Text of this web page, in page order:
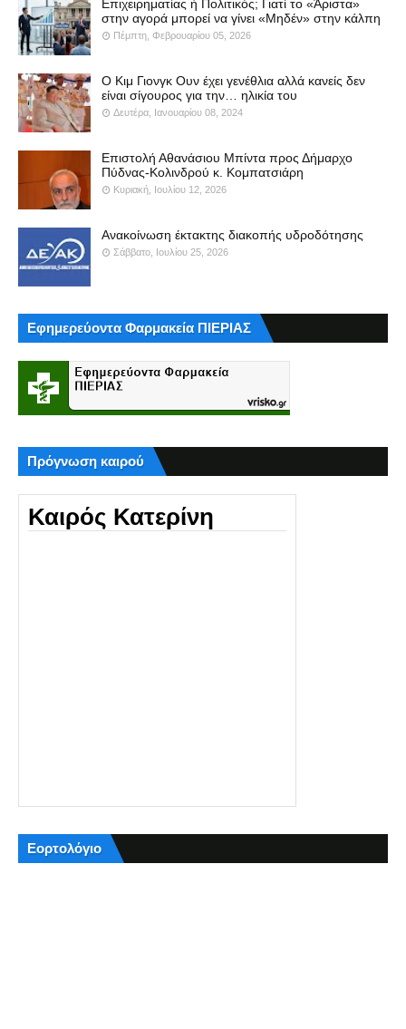
Επιχειρηματίας ή Πολιτικός; Γιατί το «Άριστα»
στην αγορά μπορεί να γίνει «Μηδέν» στην κάλπη
Πέμπτη, Φεβρουαρίου 05, 2026
Ο Κιμ Γιονγκ Ουν έχει γενέθλια αλλά κανείς δεν
είναι σίγουρος για την… ηλικία του
Δευτέρα, Ιανουαρίου 08, 2024
Επιστολή Αθανάσιου Μπίντα προς Δήμαρχο
Πύδνας-Κολινδρού κ. Κομπατσιάρη
Κυριακή, Ιουλίου 12, 2026
Ανακοίνωση έκτακτης διακοπής υδροδότησης
Σάββατο, Ιουλίου 25, 2026
Εφημερεύοντα Φαρμακεία ΠΙΕΡΙΑΣ
Πρόγνωση καιρού
Καιρός Κατερίνη
Εορτολόγιο